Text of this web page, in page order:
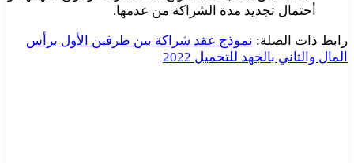
أحتمال تجديد مدة الشراكة من عدمها.
رابط ذات الصلة: نموذج عقد شراكة بين طرفين الأول برأس
المال والثاني بالجهد للتحميل 2022